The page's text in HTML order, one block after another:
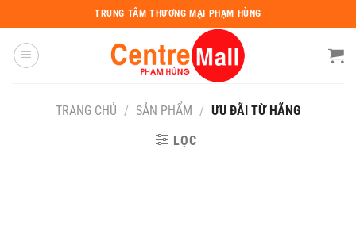
đến
nội
dung
TRUNG TÂM THƯƠNG MẠI PHẠM HÙNG
TRANG CHỦ / SẢN PHẨM / ƯU ĐÃI TỪ HÃNG
LỌC